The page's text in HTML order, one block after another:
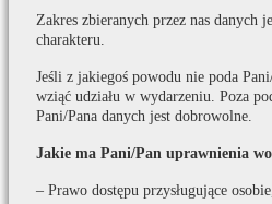
Zakres zbieranych przez nas danych
charakteru.
Jeśli z jakiegoś powodu nie poda
wziąć udziału w wydarzeniu. Poza
Pani/Pana danych jest dobrowolne.
Jakie ma Pani/Pan uprawnienia
– Prawo dostępu przysługujące